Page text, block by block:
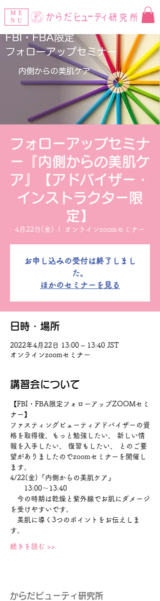
ME
NU
フォローアップセミナ
ー『内側からの美肌ケ
ア』【アドバイザー・
インストラクター限
定】
4月22日(金) オンラインzoomセミナー
お申し込みの受付は終了しまし
た。
ほかのセミナーを見る
日時・場所
2022年4月22日 13:00 – 13:40 JST
オンラインzoomセミナー
講習会について
【FBI・FBA限定フォローアップZOOMセミ
ナー】
ファスティングビューティアドバイザーの資
格を取得後、もっと勉強したい、 新しい情
報を入手したい、 復習もしたい、 とのご要
望がありましたのでzoomセミナーを開催し
ます。
4/22(金)『内側からの美肌ケア』
13:00～13:40
今の時期は乾燥と紫外線でお肌にダメージ
を受けやすいです。
美肌に導く3つのポイントをお伝えしま
す。
続きを読む >>
からだビューティ研究所